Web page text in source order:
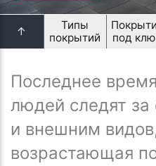
↑
Типы
покрытий
под
Последнее
людей следят
и внешним
возрастающая